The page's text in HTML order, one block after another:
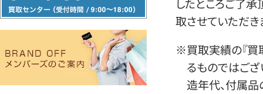
ー
ヤ
したところご了
取させていただき
※買取実績の『買
るものではござ
造年代、付属品